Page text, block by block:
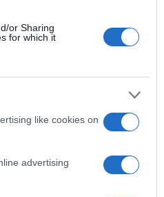
or Sharing
for which it
like cookies on
advertising
Sia
non